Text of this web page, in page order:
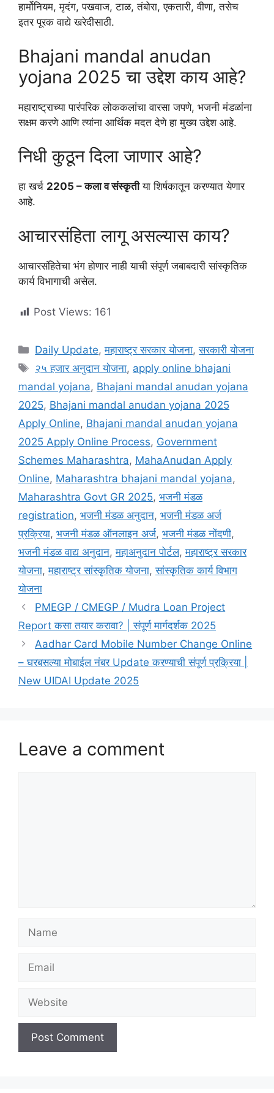
हार्मोनियम, मृदंग, पखवाज, टाळ, तंबोरा, एकतारी, वीणा, तसेच
इतर पूरक वाद्ये खरेदीसाठी.
Bhajani mandal anudan
yojana 2025 चा उद्देश काय आहे?
महाराष्ट्राच्या पारंपरिक लोककलांचा वारसा जपणे, भजनी मंडळांना
सक्षम करणे आणि त्यांना आर्थिक मदत देणे हा मुख्य उद्देश आहे.
निधी कुठून दिला जाणार आहे?
हा खर्च 2205 – कला व संस्कृतीया शिर्षकातून करण्यात येणार
आहे.
आचारसंहिता लागू असल्यास काय?
आचारसंहितेचा भंग होणार नाही याची संपूर्ण जबाबदारी सांस्कृतिक
कार्य विभागाची असेल.
Post Views: 161
Categories
Daily Update,महाराष्ट्र सरकार योजना,सरकारी योजना
Tags
२५ हजार अनुदान योजना, apply online bhajani
mandal yojana, Bhajani mandal anudan yojana
2025, Bhajani mandal anudan yojana 2025
Apply Online, Bhajani mandal anudan yojana
2025 Apply Online Process, Government
Schemes Maharashtra, MahaAnudan Apply
Online, Maharashtra bhajani mandal yojana,
Maharashtra Govt GR 2025, भजनी मंडळ
registration, भजनी मंडळ अनुदान, भजनी मंडळ अर्ज
प्रक्रिया, भजनी मंडळ ऑनलाइन अर्ज, भजनी मंडळ नोंदणी,
भजनी मंडळ वाद्य अनुदान,महाअनुदान पोर्टल,महाराष्ट्र सरकार
योजना,महाराष्ट्र सांस्कृतिक योजना,सांस्कृतिक कार्य विभाग
योजना
PMEGP / CMEGP / Mudra Loan Project
Report कसा तयार करावा? | संपूर्ण मार्गदर्शक 2025
Aadhar Card Mobile Number Change Online
– घरबसल्या मोबाईल नंबर Update करण्याची संपूर्ण प्रक्रिया |
New UIDAI Update 2025
Leave a comment
Name
Email
Website